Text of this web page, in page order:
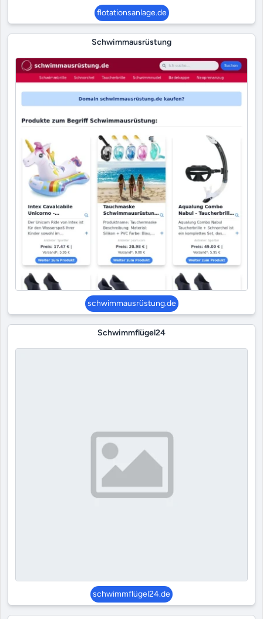
flotationsanlage.de
Schwimmausrüstung
schwimmausrüstung.de
Schwimmflügel24
schwimmflügel24.de